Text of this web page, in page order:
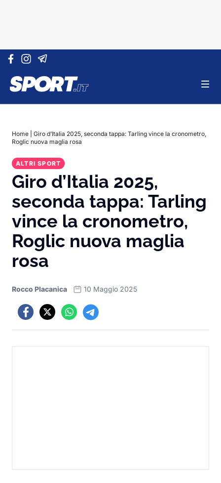
Vai al contenuto
Home
Giro d’Italia 2025, seconda tappa: Tarling vince la cronometro,
Roglic nuova maglia rosa
ALTRI SPORT
Giro d’Italia 2025,
seconda tappa: Tarling
vince la cronometro,
Roglic nuova maglia
rosa
Rocco Placanica 10 Maggio 2025